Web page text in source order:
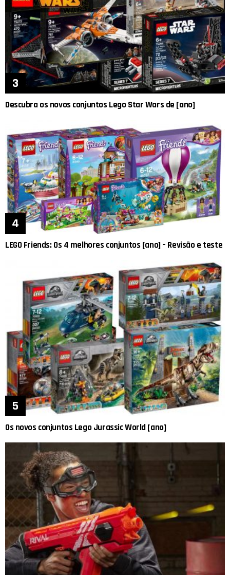
Descubra os novos conjuntos Lego Star Wars de [ano]
LEGO Friends: Os 4 melhores conjuntos [ano] – Revisão e teste
Os novos conjuntos Lego Jurassic World [ano]